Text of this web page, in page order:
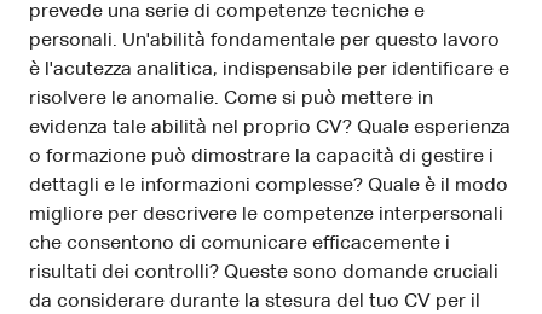
prevede una serie di competenze tecniche e
personali. Un'abilità fondamentale per questo lavoro
è l'acutezza analitica, indispensabile per identificare e
risolvere le anomalie. Come si può mettere in
evidenza tale abilità nel proprio CV? Quale esperienza
o formazione può dimostrare la capacità di gestire i
dettagli e le informazioni complesse? Quale è il modo
migliore per descrivere le competenze interpersonali
che consentono di comunicare efficacemente i
risultati dei controlli? Queste sono domande cruciali
da considerare durante la stesura del tuo CV per il